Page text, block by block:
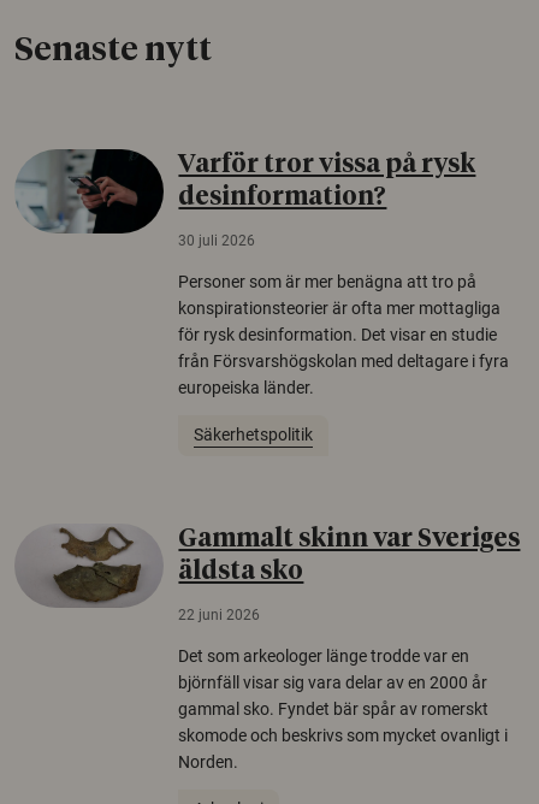
Senaste nytt
Varför tror vissa på rysk
desinformation?
30 juli 2026
Personer som är mer benägna att tro på
konspirationsteorier är ofta mer mottagliga
för rysk desinformation. Det visar en studie
från Försvarshögskolan med deltagare i fyra
europeiska länder.
Säkerhetspolitik
Gammalt skinn var Sveriges
äldsta sko
22 juni 2026
Det som arkeologer länge trodde var en
björnfäll visar sig vara delar av en 2000 år
gammal sko. Fyndet bär spår av romerskt
skomode och beskrivs som mycket ovanligt i
Norden.